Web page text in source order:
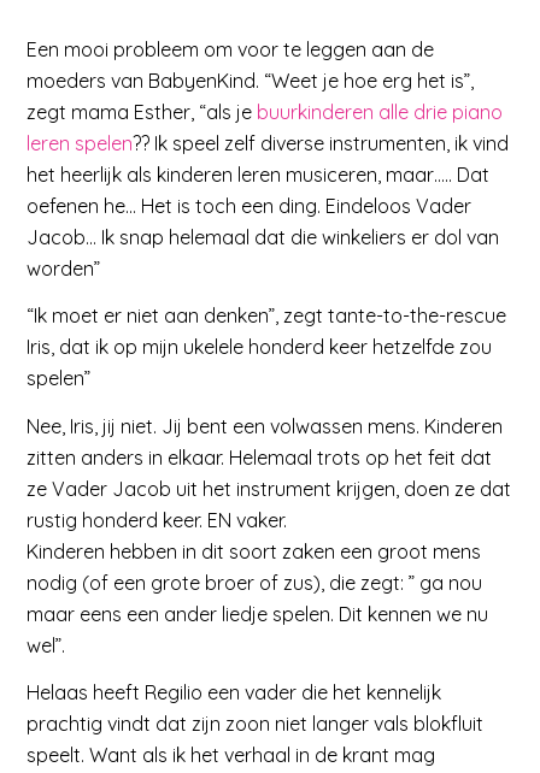
Een mooi probleem om voor te leggen aan de
moeders van BabyenKind. “Weet je hoe erg het is”,
zegt mama Esther, “als je buurkinderen alle drie piano
leren spelen?? Ik speel zelf diverse instrumenten, ik vind
het heerlijk als kinderen leren musiceren, maar….. Dat
oefenen he… Het is toch een ding. Eindeloos Vader
Jacob… Ik snap helemaal dat die winkeliers er dol van
worden”
“Ik moet er niet aan denken”, zegt tante-to-the-rescue
Iris, dat ik op mijn ukelele honderd keer hetzelfde zou
spelen”
Nee, Iris, jij niet. Jij bent een volwassen mens. Kinderen
zitten anders in elkaar. Helemaal trots op het feit dat
ze Vader Jacob uit het instrument krijgen, doen ze dat
rustig honderd keer. EN vaker.
Kinderen hebben in dit soort zaken een groot mens
nodig (of een grote broer of zus), die zegt: ” ga nou
maar eens een ander liedje spelen. Dit kennen we nu
wel”.
Helaas heeft Regilio een vader die het kennelijk
prachtig vindt dat zijn zoon niet langer vals blokfluit
speelt. Want als ik het verhaal in de krant mag